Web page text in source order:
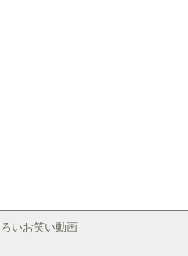
いお笑い動画